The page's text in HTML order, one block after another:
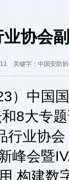
协会
关键字：中国安防
中国国
8大专
业协会
峰会暨
构建数